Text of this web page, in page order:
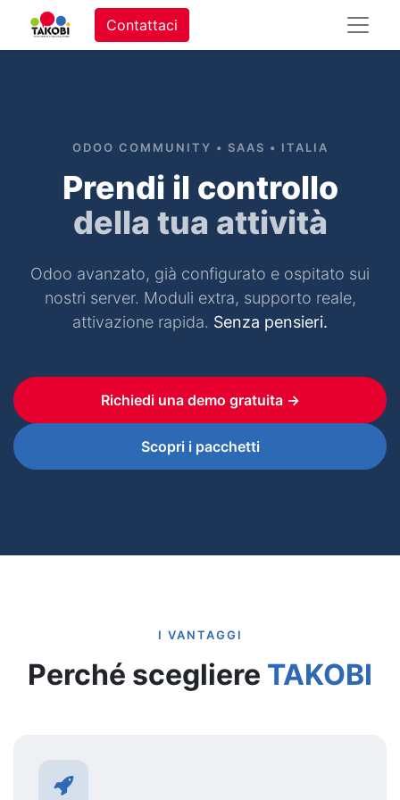
Contattaci
ODOO COMMUNITY • SAAS • ITALIA
Prendi il controllo
della tua attività
Odoo avanzato, già configurato e ospitato sui
nostri server. Moduli extra, supporto reale,
attivazione rapida. Senza pensieri.
Richiedi una demo gratuita →
Scopri i pacchetti
I VANTAGGI
Perché scegliere TAKOBI